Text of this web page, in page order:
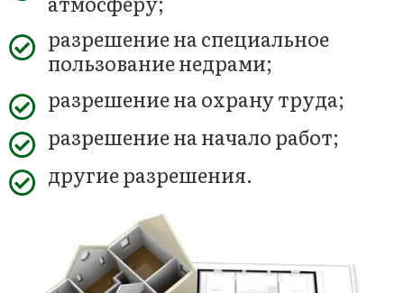
разрешение на специальное
пользование недрами;
разрешение на охрану труда;
разрешение на начало работ;
другие разрешения.